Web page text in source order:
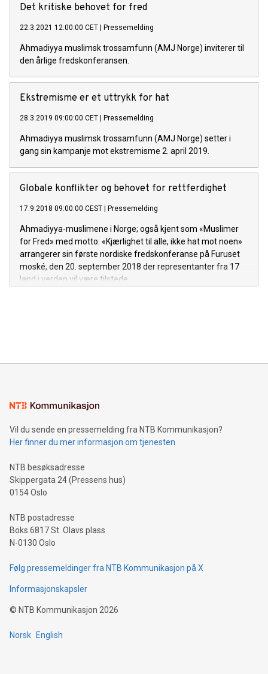
Det kritiske behovet for fred
22.3.2021 12:00:00 CET Pressemelding
Ahmadiyya muslimsk trossamfunn (AMJ Norge) inviterer til
den årlige fredskonferansen.
Ekstremisme er et uttrykk for hat
28.3.2019 09:00:00 CET Pressemelding
Ahmadiyya muslimsk trossamfunn (AMJ Norge) setter i
gang sin kampanje mot ekstremisme 2. april 2019.
Globale konflikter og behovet for rettferdighet
17.9.2018 09:00:00 CEST Pressemelding
Ahmadiyya-muslimene i Norge; også kjent som «Muslimer
for Fred» med motto: «Kjærlighet til alle, ikke hat mot noen»
arrangerer sin første nordiske fredskonferanse på Furuset
moské, den 20. september 2018 der representanter fra 17
land i verden vil være tilstede.
Vil du sende en pressemelding fra NTB Kommunikasjon?
Her finner du mer informasjon om tjenesten
NTB besøksadresse
Skippergata 24 (Pressens hus)
0154 Oslo
NTB postadresse
Boks 6817 St. Olavs plass
N-0130 Oslo
Følg pressemeldinger fra NTB Kommunikasjon på X
Informasjonskapsler
© NTB Kommunikasjon 2026
Norsk English